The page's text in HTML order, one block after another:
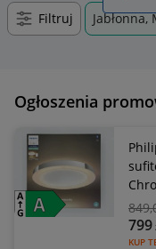
Filtruj
Ogłoszenia
849
KUP
799